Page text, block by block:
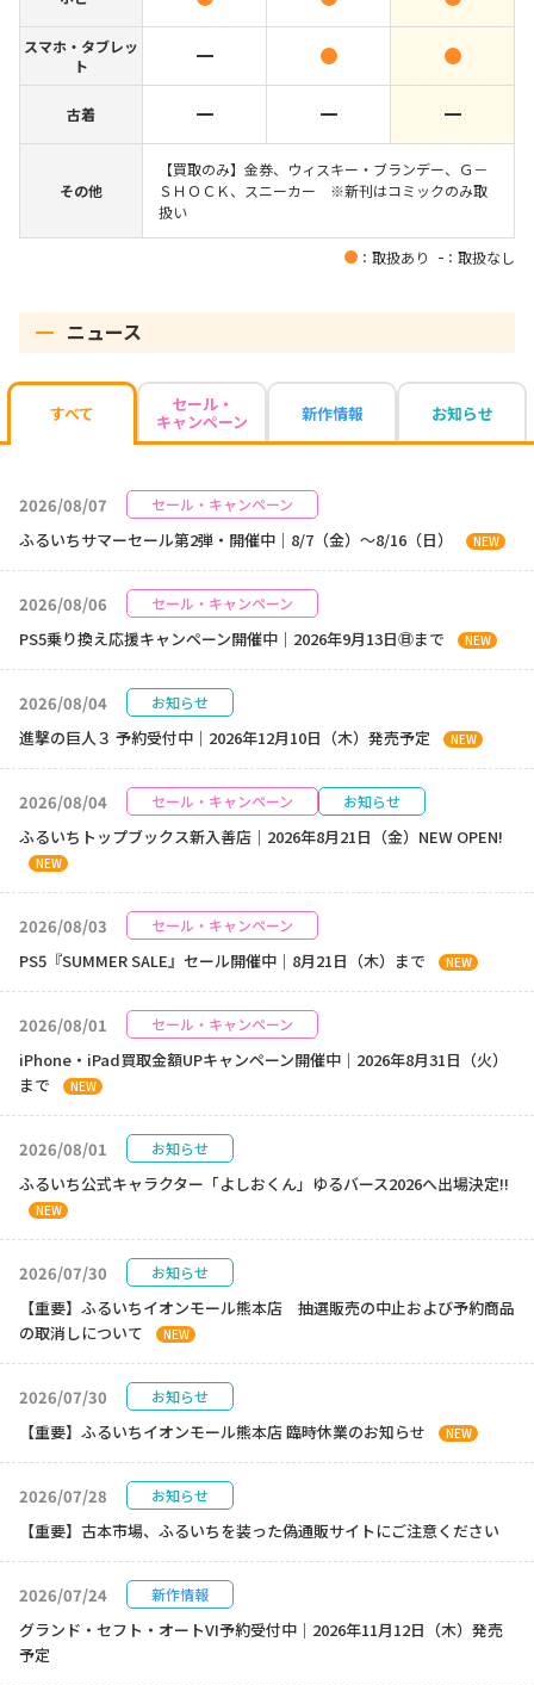
スマホ・タブレッ
ト
古着
その他
【買取のみ】金券、ウィスキー・ブランデー、Ｇ－
ＳＨＯＣＫ、スニーカー ※新刊はコミックのみ取
扱い
：取扱あり ：取扱なし
ニュース
すべて セール・
キャンペーン 新作情報 お知らせ
2026/08/07 セール・キャンペーン
ふるいちサマーセール第2弾・開催中｜8/7（金）～8/16（日） NEW
2026/08/06 セール・キャンペーン
PS5乗り換え応援キャンペーン開催中｜2026年9月13日㊐まで NEW
2026/08/04 お知らせ
進撃の巨人３ 予約受付中｜2026年12月10日（木）発売予定 NEW
2026/08/04 セール・キャンペーン お知らせ
ふるいちトップブックス新入善店｜2026年8月21日（金）NEW OPEN!
NEW
2026/08/03 セール・キャンペーン
PS5『SUMMER SALE』セール開催中｜8月21日（木）まで NEW
2026/08/01 セール・キャンペーン
iPhone・iPad買取金額UPキャンペーン開催中｜2026年8月31日（火）
まで
NEW
2026/08/01 お知らせ
ふるいち公式キャラクター「よしおくん」ゆるバース2026へ出場決定!!
NEW
2026/07/30 お知らせ
【重要】ふるいちイオンモール熊本店 抽選販売の中止および予約商品
の取消しについて
NEW
2026/07/30 お知らせ
【重要】ふるいちイオンモール熊本店 臨時休業のお知らせ NEW
2026/07/28 お知らせ
【重要】古本市場、ふるいちを装った偽通販サイトにご注意ください
2026/07/24 新作情報
グランド・セフト・オートVI予約受付中｜2026年11月12日（木）発売
予定